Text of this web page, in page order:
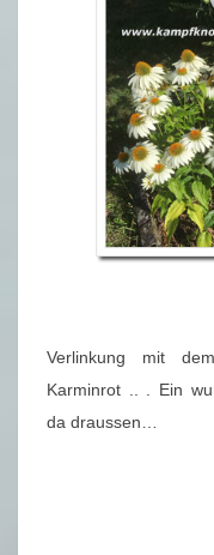
Verlinkung mit
Karminrot .. . Ein
da draussen…